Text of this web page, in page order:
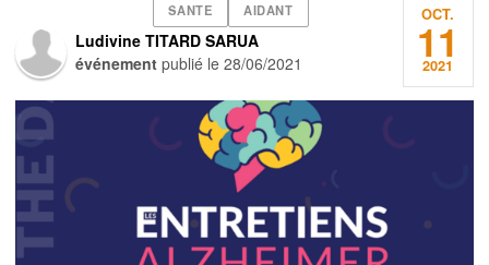
SANTE AIDANT
Ludivine TITARD SARUA
événement publié le28/06/2021
OCT.
11
2021